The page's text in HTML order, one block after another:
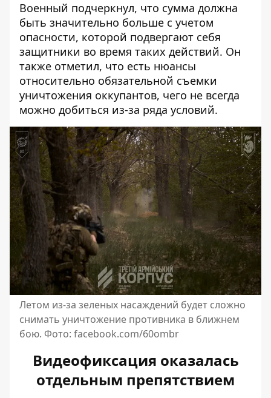
Военный подчеркнул, что сумма должна
быть значительно больше с учетом
опасности, которой подвергают себя
защитники во время таких действий. Он
также отметил, что есть нюансы
относительно обязательной съемки
уничтожения оккупантов, чего не всегда
можно добиться из-за ряда условий.
Летом из-за зеленых насаждений будет сложно
снимать уничтожение противника в ближнем
бою. Фото: facebook.com/60ombr
Видеофиксация оказалась
отдельным препятствием